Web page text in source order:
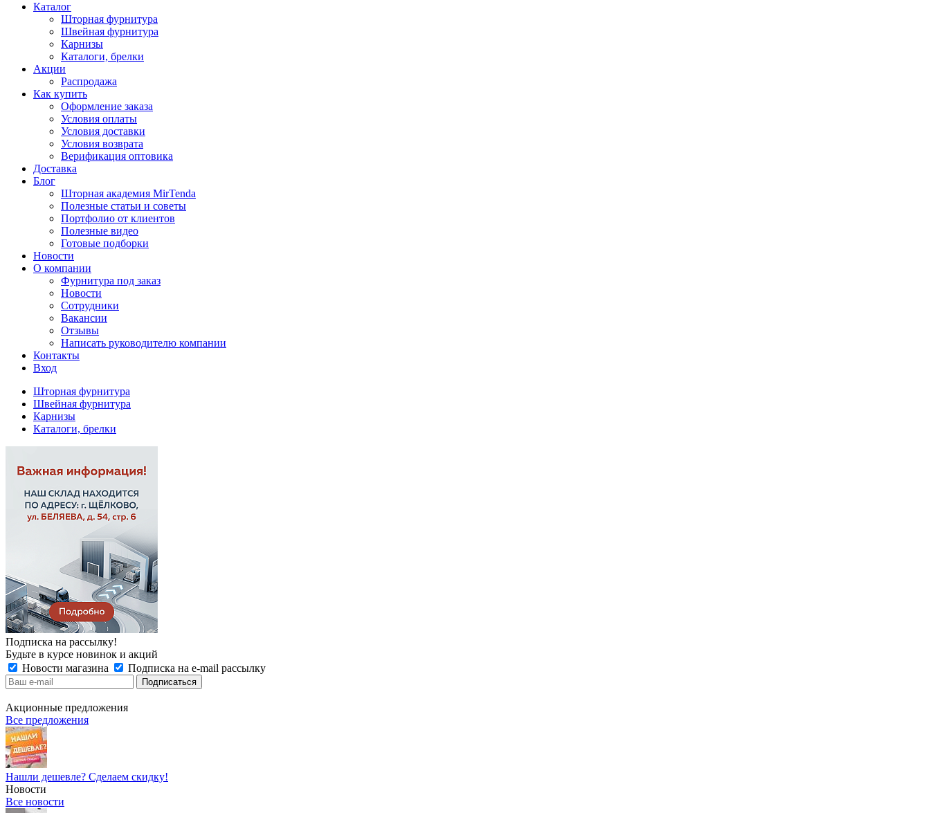
Каталог
Шторная фурнитура
Швейная фурнитура
Карнизы
Каталоги, брелки
Акции
Распродажа
Как купить
Оформление заказа
Условия оплаты
Условия доставки
Условия возврата
Верификация оптовика
Доставка
Блог
Шторная академия MirTenda
Полезные статьи и советы
Портфолио от клиентов
Полезные видео
Готовые подборки
Новости
О компании
Фурнитура под заказ
Новости
Сотрудники
Вакансии
Отзывы
Написать руководителю компании
Контакты
Вход
Шторная фурнитура
Швейная фурнитура
Карнизы
Каталоги, брелки
Подписка на рассылку!
Будьте в курсе новинок и акций
Новости магазина
Подписка на e-mail рассылку
Акционные предложения
Все предложения
Нашли дешевле? Сделаем скидку!
Новости
Все новости